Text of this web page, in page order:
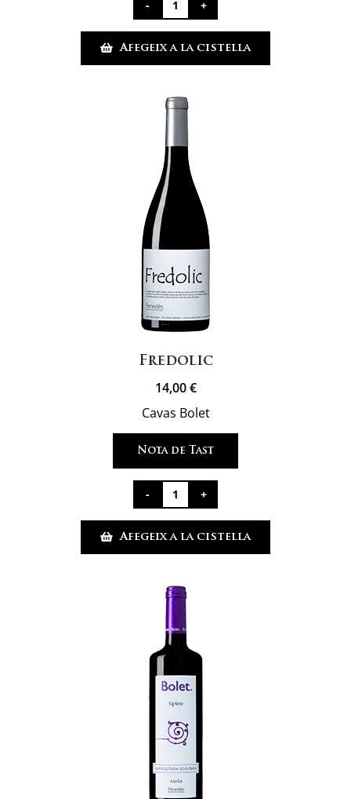
quantitat
de
Cantarelus
Afegeix a la cistella
Fredolic
14,00€
Cavas Bolet
Nota de Tast
quantitat
de
Fredolic
Afegeix a la cistella